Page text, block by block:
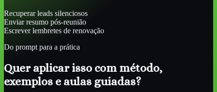
Recuperar leads silenciosos
Enviar resumo pós-reunião
Escrever lembretes de renovação
Do prompt para a prática
Quer aplicar isso com método,
exemplos e aulas guiadas?